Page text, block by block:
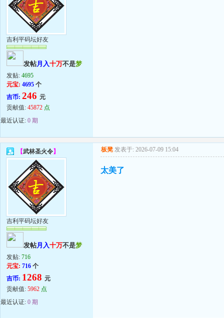
吉利平码坛好友
发帖月入十万不是梦
发贴: 4695
元宝: 4695 个
吉币: 246 元
贡献值: 45872 点
最近认证: 0 期
【武林圣火令】
吉利平码坛好友
发帖月入十万不是梦
发贴: 716
元宝: 716 个
吉币: 1268 元
贡献值: 5962 点
最近认证: 0 期
板凳 发表于: 2026-07-09 15:04
太美了